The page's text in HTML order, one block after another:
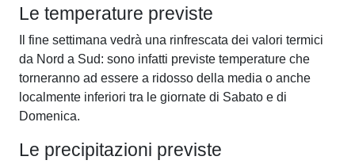
Le temperature previste
Il fine settimana vedrà una rinfrescata dei valori termici
da Nord a Sud: sono infatti previste temperature che
torneranno ad essere a ridosso della media o anche
localmente inferiori tra le giornate di Sabato e di
Domenica.
Le precipitazioni previste